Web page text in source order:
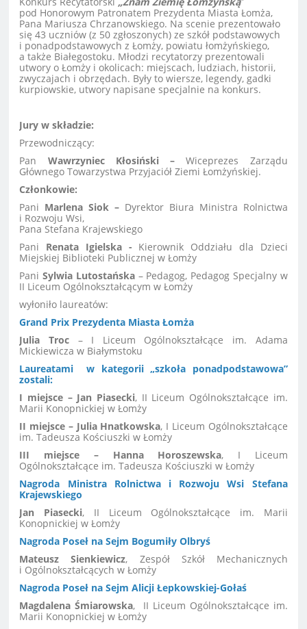
pod Honorowym Patronatem Prezydenta Miasta Łomża,
Pana Mariusza Chrzanowskiego. Na scenie prezentowało
się 43 uczniów (z 50 zgłoszonych) ze szkół podstawowych
i ponadpodstawowych z Łomży, powiatu łomżyńskiego,
a także Białegostoku. Młodzi recytatorzy prezentowali
utwory o Łomży i okolicach: miejscach, ludziach, historii,
zwyczajach i obrzędach. Były to wiersze, legendy, gadki
kurpiowskie, utwory napisane specjalnie na konkurs.
Jury w składzie:
Przewodniczący:
Pan Wawrzyniec Kłosiński –Wiceprezes Zarządu
Głównego Towarzystwa Przyjaciół Ziemi Łomżyńskiej.
Członkowie:
Pani Marlena Siok – Dyrektor Biura Ministra Rolnictwa
i Rozwoju Wsi,
Pana Stefana Krajewskiego
Pani Renata Igielska - Kierownik Oddziału dla Dzieci
Miejskiej Biblioteki Publicznej w Łomży
Pani Sylwia Lutostańska– Pedagog, Pedagog Specjalny w
II Liceum Ogólnokształcącym w Łomży
wyłoniło laureatów:
Grand Prix Prezydenta Miasta Łomża
Julia Troc– I Liceum Ogólnokształcące im. Adama
Mickiewicza w Białymstoku
Laureatami w kategorii „szkoła ponadpodstawowa”
zostali:
I miejsce – Jan Piasecki, II Liceum Ogólnokształcące im.
Marii Konopnickiej w Łomży
II miejsce – Julia Hnatkowska, I Liceum Ogólnokształcące
im. Tadeusza Kościuszki w Łomży
III miejsce – Hanna Horoszewska, I Liceum
Ogólnokształcące im. Tadeusza Kościuszki w Łomży
Nagroda Ministra Rolnictwa i Rozwoju Wsi Stefana
Krajewskiego
Jan Piasecki, II Liceum Ogólnokształcące im. Marii
Konopnickiej w Łomży
Nagroda Poseł na Sejm Bogumiły Olbryś
Mateusz Sienkiewicz, Zespół Szkół Mechanicznych
i Ogólnokształcących w Łomży
Nagroda Poseł na Sejm Alicji Łepkowskiej-Gołaś
Magdalena Śmiarowska, II Liceum Ogólnokształcące im.
Marii Konopnickiej w Łomży